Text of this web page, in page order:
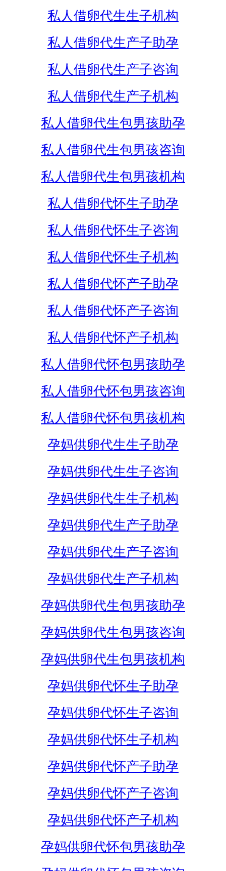
私人借卵代生生子机构
私人借卵代生产子助孕
私人借卵代生产子咨询
私人借卵代生产子机构
私人借卵代生包男孩助孕
私人借卵代生包男孩咨询
私人借卵代生包男孩机构
私人借卵代怀生子助孕
私人借卵代怀生子咨询
私人借卵代怀生子机构
私人借卵代怀产子助孕
私人借卵代怀产子咨询
私人借卵代怀产子机构
私人借卵代怀包男孩助孕
私人借卵代怀包男孩咨询
私人借卵代怀包男孩机构
孕妈供卵代生生子助孕
孕妈供卵代生生子咨询
孕妈供卵代生生子机构
孕妈供卵代生产子助孕
孕妈供卵代生产子咨询
孕妈供卵代生产子机构
孕妈供卵代生包男孩助孕
孕妈供卵代生包男孩咨询
孕妈供卵代生包男孩机构
孕妈供卵代怀生子助孕
孕妈供卵代怀生子咨询
孕妈供卵代怀生子机构
孕妈供卵代怀产子助孕
孕妈供卵代怀产子咨询
孕妈供卵代怀产子机构
孕妈供卵代怀包男孩助孕